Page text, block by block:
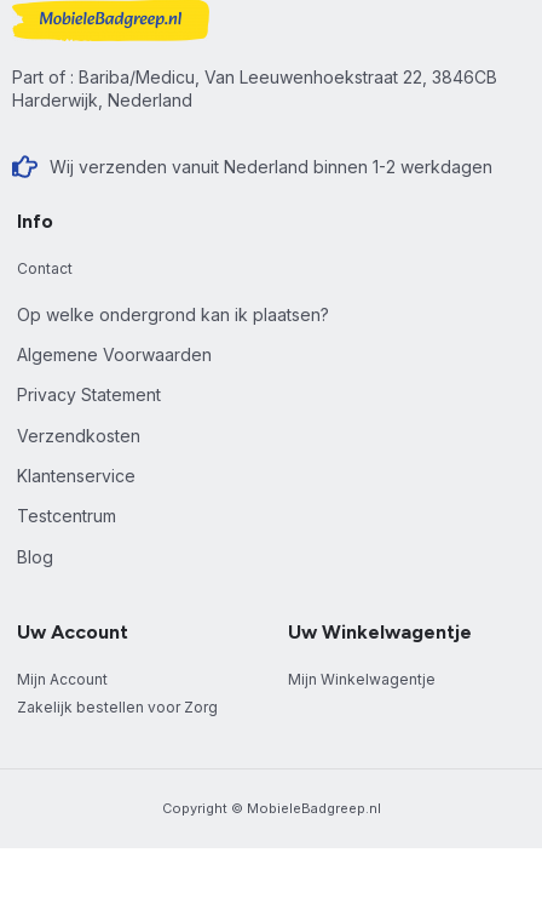
Part of : Bariba/Medicu, Van Leeuwenhoekstraat 22, 3846CB
Harderwijk, Nederland
Wij verzenden vanuit Nederland binnen 1-2 werkdagen
Info
Contact
Op welke ondergrond kan ik plaatsen?
Algemene Voorwaarden
Privacy Statement
Verzendkosten
Klantenservice
Testcentrum
Blog
Uw Account
Mijn Account
Zakelijk bestellen voor Zorg
Uw Winkelwagentje
Mijn Winkelwagentje
Copyright © MobieleBadgreep.nl